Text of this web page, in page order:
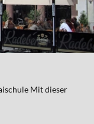
Mit dieser